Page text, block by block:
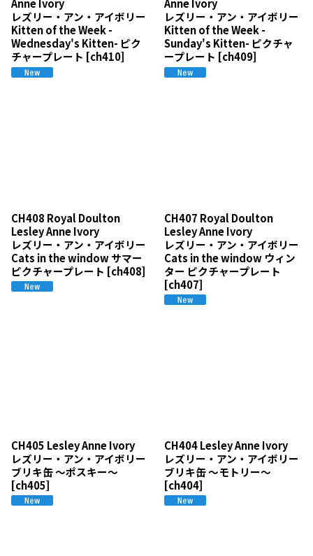
Anne Ivory
レズリー・アン・アイボリー
Kitten of the Week -
Wednesday's Kitten- ピク
チャープレート [ch410]
Anne Ivory
レズリー・アン・アイボリー
Kitten of the Week -
Sunday's Kitten- ピクチャ
ープレート [ch409]
CH408 Royal Doulton
Lesley Anne Ivory
レズリー・アン・アイボリー
Cats in the window サマー
ピクチャープレート [ch408]
CH407 Royal Doulton
Lesley Anne Ivory
レズリー・アン・アイボリー
Cats in the window ウィン
ター ピクチャープレート
[ch407]
CH405 Lesley Anne Ivory
レズリー・アン・アイボリー
ブリキ缶 〜ポスキー〜
[ch405]
CH404 Lesley Anne Ivory
レズリー・アン・アイボリー
ブリキ缶 〜モトリー〜
[ch404]